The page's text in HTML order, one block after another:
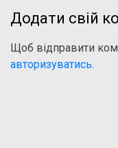
Додати свій
Щоб відправити
авторизуватись.